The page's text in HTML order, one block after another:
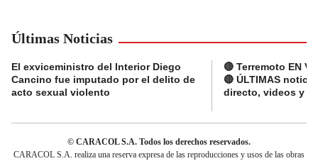
Últimas Noticias
El exviceministro del Interior Diego
Cancino fue imputado por el delito de
acto sexual violento
🔴 Terremoto EN
🔴 ÚLTIMAS
directo, videos y
© CARACOL S.A. Todos los derechos reservados.
CARACOL S.A. realiza una reserva expresa de las reproducciones y usos de las obras